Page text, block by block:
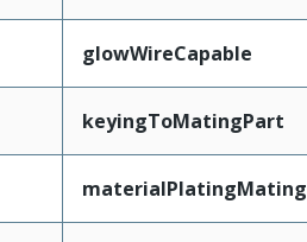
glowWireCapable
keyingToMatingPart
materialPlatingMating